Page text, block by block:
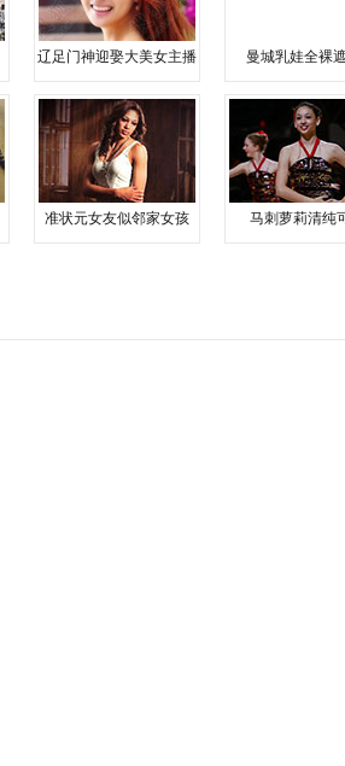
辽足门神迎娶大美女主播 曼城乳娃全裸
准状元女友似邻家女孩 马刺萝莉清纯